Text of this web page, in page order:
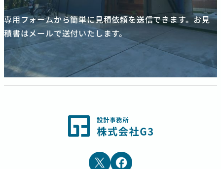
専用フォームから簡単に見積依頼を送信できます。お見
積書はメールで送付いたします。